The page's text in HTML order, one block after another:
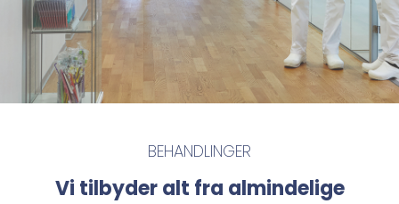
BEHANDLINGER
Vi tilbyder alt fra almindelige